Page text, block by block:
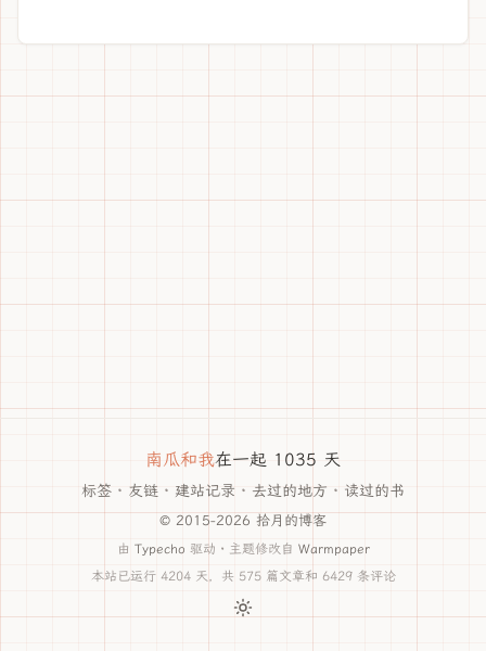
南瓜和我在一起 1035 天
标签 · 友链 · 建站记录 · 去过的地方 · 读过的书
© 2015-2026 拾月的博客
由 Typecho 驱动 · 主题修改自 Warmpaper
本站已运行 4204 天，共 575 篇文章和 6429 条评论